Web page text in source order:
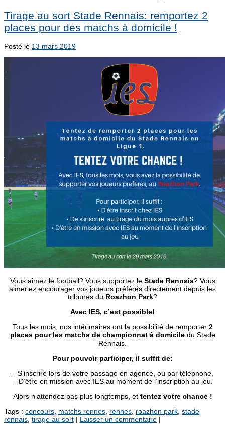
Tirage au sort Stade Rennais: remportez 2
places pour des matchs à domicile !
Posté le 13 mars 2019
Vous aimez le football? Vous supportez le Stade Rennais? Vous
aimeriez encourager vos joueurs préférés directement depuis les
tribunes du Roazhon Park?
Avec IES, c’est possible!
Tous les mois, nos intérimaires ont la possibilité de remporter 2
places pour les matchs de championnat à domiciledu Stade
Rennais.
Pour pouvoir participer, il suffit de:
– S’inscrire lors de votre passage en agence, ou par téléphone,
– D’être en mission avec IES au moment de l’inscription au jeu.
Alors n’attendez pas plus longtemps, et tentez votre chance !
Tags : concours matchs rennes rennes roazhon park stade
rennais tirage au sort | Laisser un commentaire |